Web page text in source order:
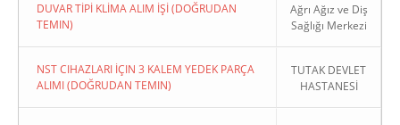
DUVAR TİPİ KLİMA ALIM İŞİ (DOĞRUDAN
TEMIN)
Ağrı Ağız ve Diş
Sağlığı Merkezi
NST CIHAZLARI İÇIN 3 KALEM YEDEK PARÇA
ALIMI (DOĞRUDAN TEMIN)
TUTAK DEVLET
HASTANESİ